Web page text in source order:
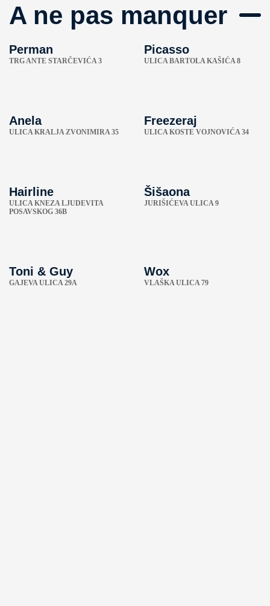
A ne pas manquer
Perman
TRG ANTE STARČEVIĆA 3
Picasso
ULICA BARTOLA KAŠIĆA 8
Anela
ULICA KRALJA ZVONIMIRA 35
Freezeraj
ULICA KOSTE VOJNOVIĆA 34
Hairline
ULICA KNEZA LJUDEVITA
POSAVSKOG 36B
Šišaona
JURIŠIĆEVA ULICA 9
Toni & Guy
GAJEVA ULICA 29A
Wox
VLAŠKA ULICA 79